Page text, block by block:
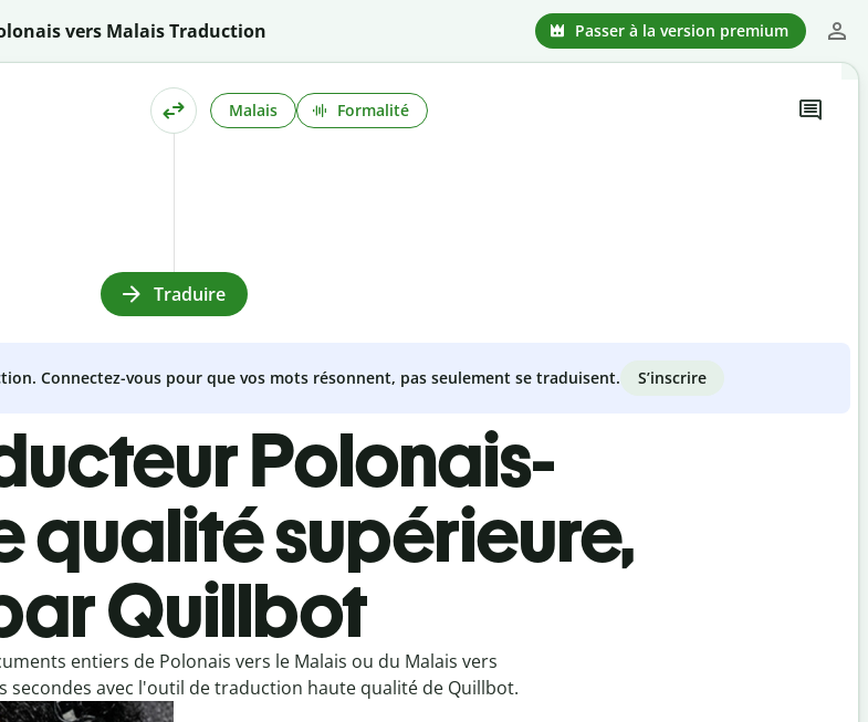
vers Malais Traduction Passer à la version premium
Malais Formalité
Traduire
Connectez-vous pour que vos mots résonnent, pas seulement se traduisent. S’inscrire
Polonais-
qualité supérieure,
Quillbot
entiers de Polonais vers le Malais ou du Malais vers
secondes avec l'outil de traduction haute qualité de Quillbot.